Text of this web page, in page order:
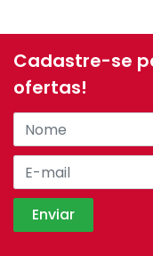
Cadastre-se
ofertas!